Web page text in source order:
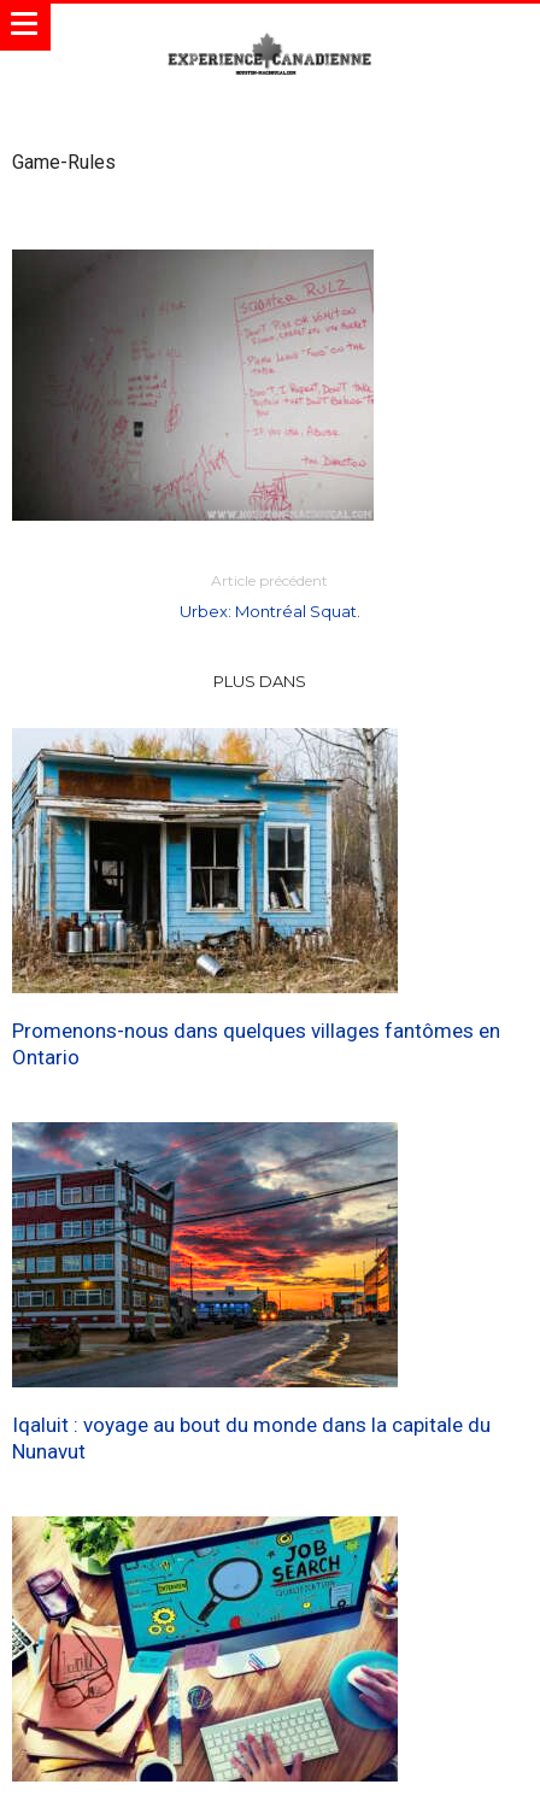
Game-Rules
Article précédent
Urbex: Montréal Squat.
PLUS DANS
Promenons-nous dans quelques villages fantômes en
Ontario
Iqaluit : voyage au bout du monde dans la capitale du
Nunavut